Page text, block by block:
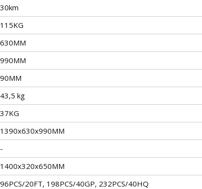
30km
115KG
630MM
990MM
90MM
43,5 kg
37KG
1390x630x990MM
-
1400x320x650MM
96PCS/20FT, 198PCS/40GP, 232PCS/40HQ